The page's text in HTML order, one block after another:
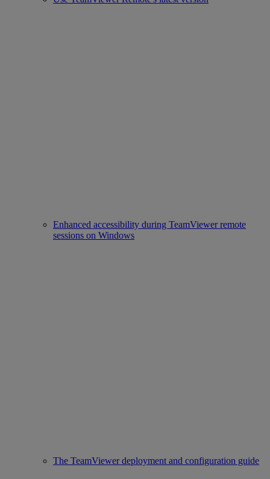
Enhanced accessibility during TeamViewer remote
sessions on Windows
The TeamViewer deployment and configuration guide